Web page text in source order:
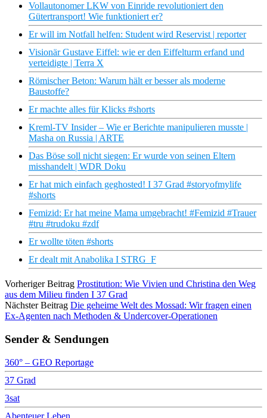
Vollautonomer LKW von Einride revolutioniert den
Gütertransport! Wie funktioniert er?
Er will im Notfall helfen: Student wird Reservist | reporter
Visionär Gustave Eiffel: wie er den Eiffelturm erfand und
verteidigte | Terra X
Römischer Beton: Warum hält er besser als moderne
Baustoffe?
Er machte alles für Klicks #shorts
Kreml-TV Insider – Wie er Berichte manipulieren musste |
Masha on Russia | ARTE
Das Böse soll nicht siegen: Er wurde von seinen Eltern
misshandelt | WDR Doku
Er hat mich einfach geghosted! I 37 Grad #storyofmylife
#shorts
Femizid: Er hat meine Mama umgebracht! #Femizid #Trauer
#tru #trudoku #zdf
Er wollte töten #shorts
Er dealt mit Anabolika I STRG_F
Vorheriger Beitrag Prostitution: Wie Vivien und Christina den Weg
aus dem Milieu finden I 37 Grad
Nächster Beitrag Die geheime Welt des Mossad: Wir fragen einen
Ex-Agenten nach Methoden & Undercover-Operationen
Sender & Sendungen
360° – GEO Reportage
37 Grad
3sat
Abenteuer Leben